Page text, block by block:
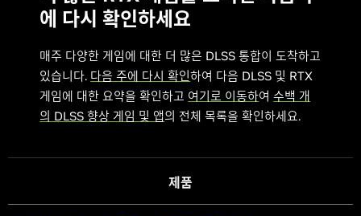
에 다시 확인하세요
매주 다양한 게임에 대한 더 많은 DLSS 통합이 도착하고
있습니다. 다음 주에 다시 확인하여 다음 DLSS 및 RTX
게임에 대한 요약을 확인하고 여기로 이동하여수백 개
의 DLSS 향상 게임 및 앱의 전체 목록을 확인하세요.
제품